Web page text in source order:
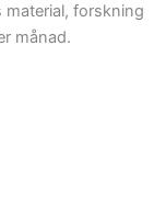
material, forskning
månad.